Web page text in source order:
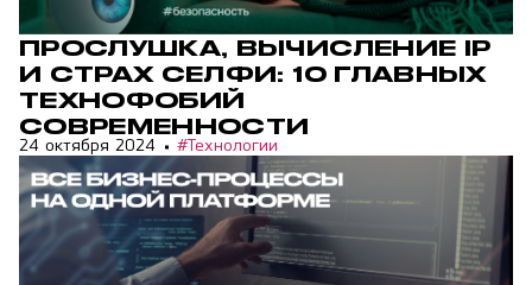
ПРОСЛУШКА, ВЫЧИСЛЕНИЕ IP
И СТРАХ СЕЛФИ: 10 ГЛАВНЫХ
ТЕХНОФОБИЙ
СОВРЕМЕННОСТИ
24 октября 2024 #Технологии